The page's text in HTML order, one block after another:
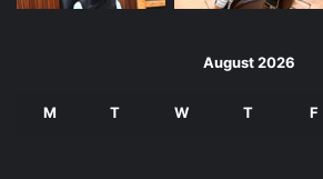
August 2026
M T W T F